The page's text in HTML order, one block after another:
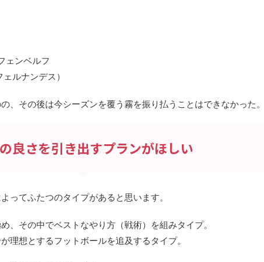
ェンベルフ
ルナンデス）
、その後は今シーズンを覆う霧を振り払うことはできなかった。
良さを引き出すプランがほしい
ってふたつのタイプがあると思います。
、その中でベストなやり方（戦術）を組みタイプ。
理想とするフットボールを追及するタイプ。